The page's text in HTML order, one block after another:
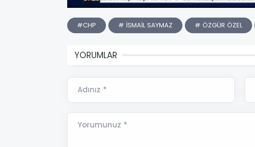
#CHP # İSMAİL SAYMAZ # ÖZGÜR ÖZEL
YORUMLAR
Adınız *
Yorumunuz *